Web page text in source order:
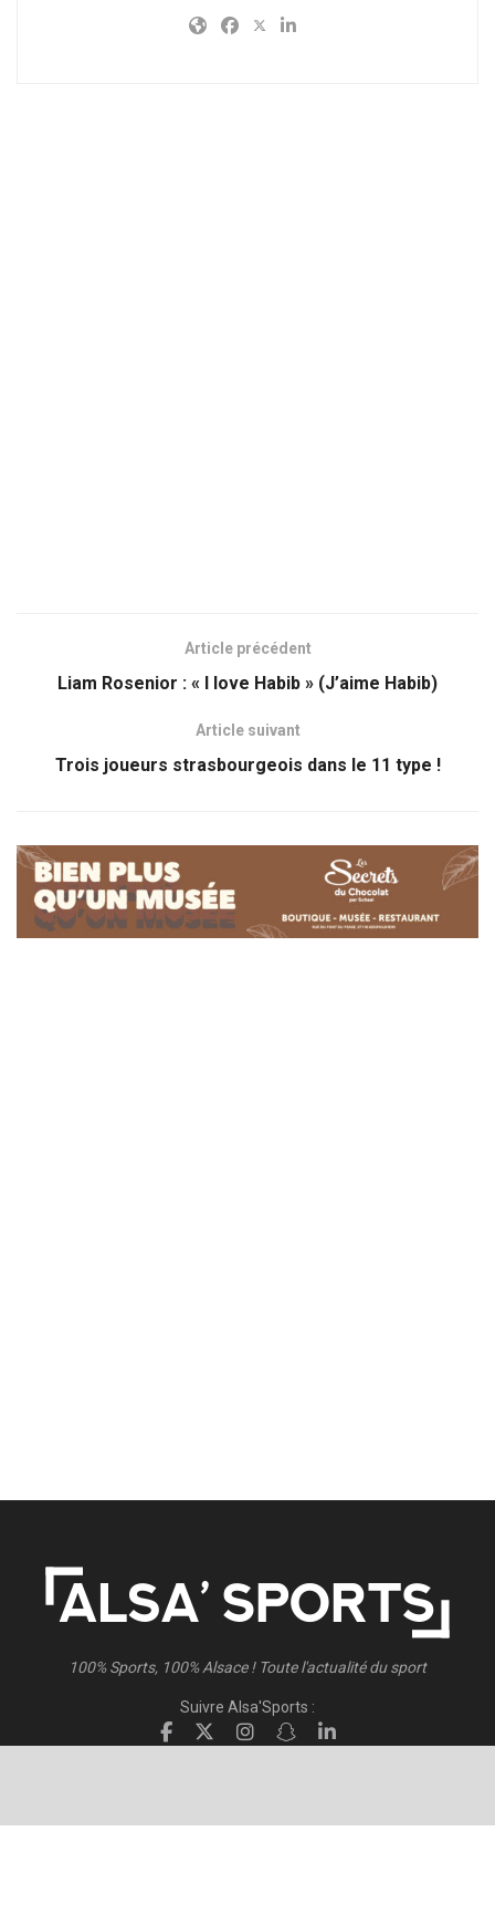
Article précédent
Liam Rosenior : « I love Habib » (J’aime Habib)
Article suivant
Trois joueurs strasbourgeois dans le 11 type !
100% Sports, 100% Alsace ! Toute l'actualité du sport
Suivre Alsa'Sports :